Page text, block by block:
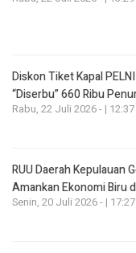
Diskon Tiket Kapal
“Diserbu” 660 Ribu
Rabu, 22 Juli 2026 - | 12:37
RUU Daerah Kepulauan
Amankan Ekonomi Biru
Senin, 20 Juli 2026 - | 17:27